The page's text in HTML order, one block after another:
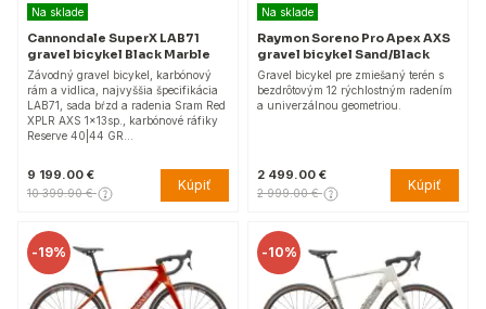
Na sklade
Cannondale SuperX LAB71
gravel bicykel Black Marble
Závodný gravel bicykel, karbónový
rám a vidlica, najvyššia špecifikácia
LAB71, sada bŕzd a radenia Sram Red
XPLR AXS 1x13sp., karbónové ráfiky
Reserve 40|44 GR…
9 199.00 €
10 399.90 € Kúpiť
Na sklade
Raymon Soreno Pro Apex AXS
gravel bicykel Sand/Black
Gravel bicykel pre zmiešaný terén s
bezdrôtovým 12 rýchlostným radením
a univerzálnou geometriou.
2 499.00 €
2 999.00 € Kúpiť
-19% -10%